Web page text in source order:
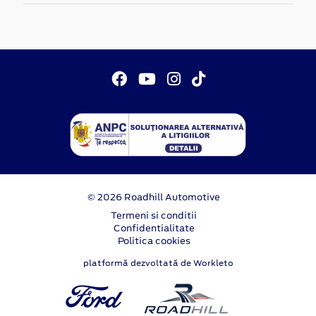
© 2026 Roadhill Automotive
Termeni si conditii
Confidentialitate
Politica cookies
platformă dezvoltată de Workleto